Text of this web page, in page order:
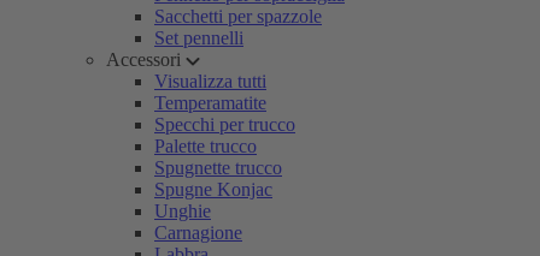
Sacchetti per spazzole
Set pennelli
Accessori
Visualizza tutti
Temperamatite
Specchi per trucco
Palette trucco
Spugnette trucco
Spugne Konjac
Unghie
Carnagione